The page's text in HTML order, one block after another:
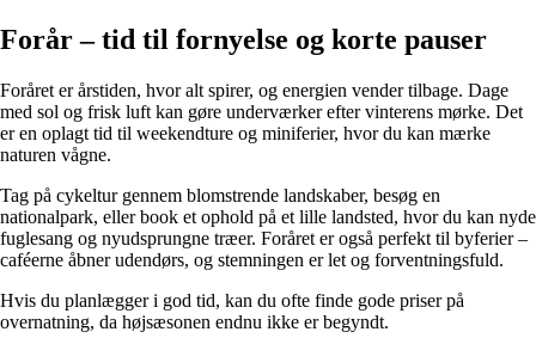
Forår – tid til fornyelse og korte pauser
Foråret er årstiden, hvor alt spirer, og energien vender tilbage. Dage
med sol og frisk luft kan gøre underværker efter vinterens mørke. Det
er en oplagt tid til weekendture og miniferier, hvor du kan mærke
naturen vågne.
Tag på cykeltur gennem blomstrende landskaber, besøg en
nationalpark, eller book et ophold på et lille landsted, hvor du kan nyde
fuglesang og nyudsprungne træer. Foråret er også perfekt til byferier –
caféerne åbner udendørs, og stemningen er let og forventningsfuld.
Hvis du planlægger i god tid, kan du ofte finde gode priser på
overnatning, da højsæsonen endnu ikke er begyndt.